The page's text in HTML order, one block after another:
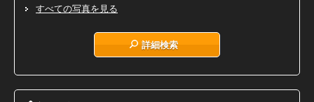
すべての写真を見る
詳細検索